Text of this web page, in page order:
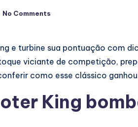
No Comments
e turbine sua pontuação com
viciante de competição,
como esse clássico
King